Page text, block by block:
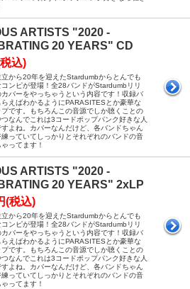
ARTISTS "2020 -
20 YEARS" CD
込)
立から20年を迎えたStardumbからとんでも
ンピが登場！全28バンドがStardumbリリ
カバーをやっちゃうという内容です！収録バ
らえばわかるようにPARASITESとか豪華な
プです。もちろんこの音源でしか聴くことの
なんでこれは3コードポップパンク好きな人
よね。カバーなんだけど、各バンドちゃん
練っていてしっかりとそれぞれのバンドの音
ってます！
ARTISTS "2020 -
20 YEARS" 2xLP
(税込)
立から20年を迎えたStardumbからとんでも
ンピが登場！全28バンドがStardumbリリ
カバーをやっちゃうという内容です！収録バ
らえばわかるようにPARASITESとか豪華な
プです。もちろんこの音源でしか聴くことの
なんでこれは3コードポップパンク好きな人
よね。カバーなんだけど、各バンドちゃん
練っていてしっかりとそれぞれのバンドの音
ってます！